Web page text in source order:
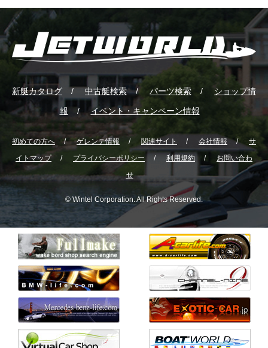
新艇カタログ 中古艇検索 パーツ検索 ショップ情
報 イベント・キャンペーン情報
初めての方へ ゲレンテ情報 関連サイト 会社情報
サ
イトマップ
プライバシーポリシー 利用規約
お問い合わ
せ
© Wintel Corporation. All Rights Reserved.